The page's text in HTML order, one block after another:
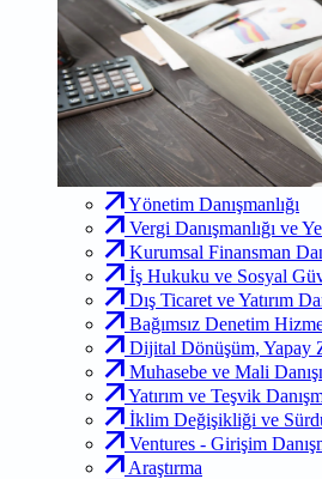
Yönetim Danışmanlığı
Vergi Danışmanlığı ve
Kurumsal Finansman
İş Hukuku ve Sosyal
Dış Ticaret ve Yatırım
Bağımsız Denetim
Dijital Dönüşüm, Yapay
Muhasebe ve Mali
Yatırım ve Teşvik
İklim Değişikliği ve
Ventures - Girişim
Araştırma